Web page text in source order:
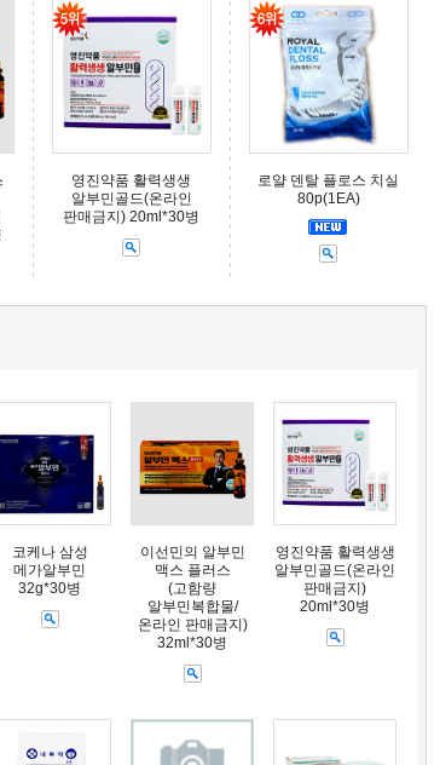
영진약품 활력생생
알부민골드(온라인
판매금지) 20ml*30병
로얄 덴탈 플로스 치실
80p(1EA)
코케나 삼성
메가알부민
32g*30병
이선민의 알부민
맥스 플러스
(고함량
알부민복합물/
온라인 판매금지)
32ml*30병
영진약품 활력생생
알부민골드(온라인
판매금지)
20ml*30병